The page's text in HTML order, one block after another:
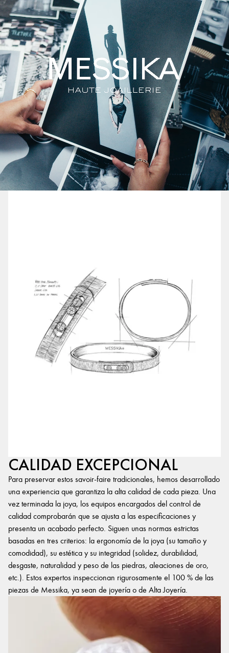
CALIDAD EXCEPCIONAL
Para preservar estos savoir-faire tradicionales, hemos desarrollado
una experiencia que garantiza la alta calidad de cada pieza. Una
vez terminada la joya, los equipos encargados del control de
calidad comprobarán que se ajusta a las especificaciones y
presenta un acabado perfecto. Siguen unas normas estrictas
basadas en tres criterios: la ergonomía de la joya (su tamaño y
comodidad), su estética y su integridad (solidez, durabilidad,
desgaste, naturalidad y peso de las piedras, aleaciones de oro,
etc.). Estos expertos inspeccionan rigurosamente el 100 % de las
piezas de Messika, ya sean de joyería o de Alta Joyería.